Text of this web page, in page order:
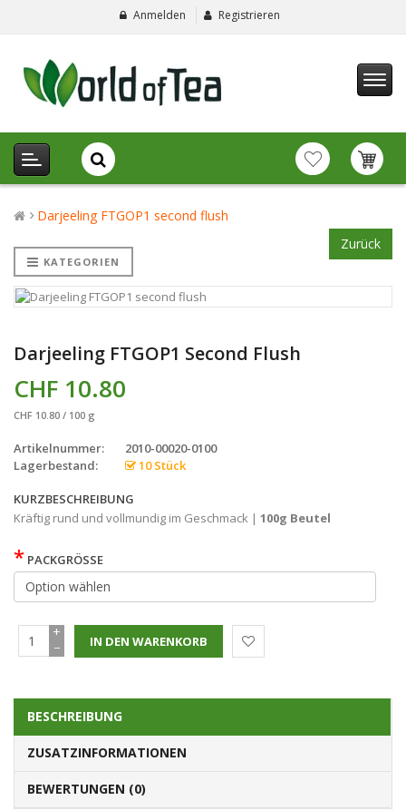
Anmelden Registrieren
Darjeeling FTGOP1 second flush
Zurück
KATEGORIEN
Darjeeling FTGOP1 Second Flush
CHF 10.80
CHF 10.80 / 100 g
Artikelnummer:
2010-00020-0100
Lagerbestand:
10 Stück
KURZBESCHREIBUNG
Kräftig rund und vollmundig im Geschmack | 100g Beutel
* PACKGRÖSSE
−
+
BESCHREIBUNG
ZUSATZINFORMATIONEN
BEWERTUNGEN (0)